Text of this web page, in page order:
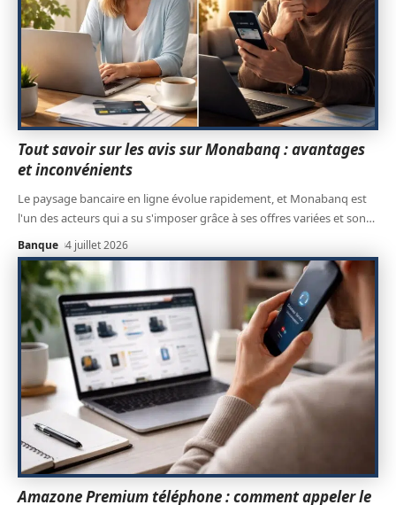
Tout savoir sur les avis sur Monabanq : avantages
et inconvénients
Le paysage bancaire en ligne évolue rapidement, et Monabanq est
l'un des acteurs qui a su s'imposer grâce à ses offres variées et son…
Banque 4 juillet 2026
Amazone Premium téléphone : comment appeler le